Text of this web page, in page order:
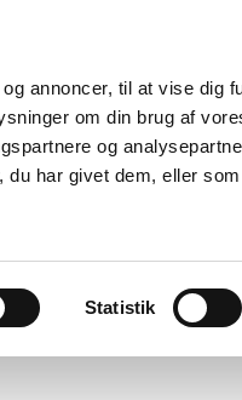
annoncer, til at vise dig
om din brug af
og
har givet dem, eller
Statistik
Nyheder Om
Tilskud og
Apoteker